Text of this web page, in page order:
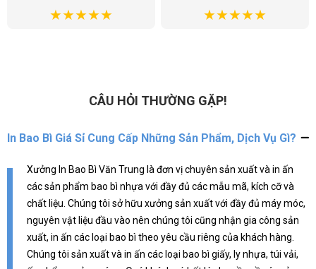
handmade của shop, khách hàng
kế, họ giúp mình có được những
để gửi gắm điều đó.
CÂU HỎI THƯỜNG GẶP!
In Bao Bì Giá Sỉ Cung Cấp Những Sản Phẩm, Dịch Vụ Gì?
Xưởng In Bao Bì Văn Trung là đơn vị chuyên sản xuất và in ấn
các sản phẩm bao bì nhựa với đầy đủ các mẫu mã, kích cỡ và
chất liệu. Chúng tôi sở hữu xưởng sản xuất với đầy đủ máy móc,
nguyên vật liệu đầu vào nên chúng tôi cũng nhận gia công sản
xuất, in ấn các loại bao bì theo yêu cầu riêng của khách hàng.
Chúng tôi sản xuất và in ấn các loại bao bì giấy, ly nhựa, túi vải,